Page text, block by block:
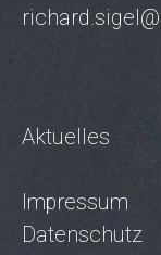
Aktuelles
Impressum
Datenschutz